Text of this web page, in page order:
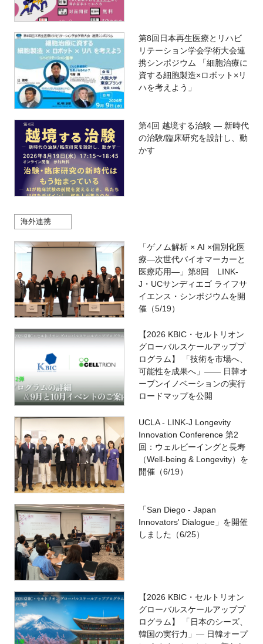
第8回日本再生医療とリハビ
リテーション学会学術大会連
携シンポジウム 「細胞治療に
資する細胞製造×ロボット×リ
ハを考えよう」
第4回 越境する治験 — 新時代
の治験/臨床研究を設計し、動
かす
海外連携
「ゲノム解析 × AI ×個別化医
療―次世代バイオマーカーと
医療応用―」第8回 LINK-
J・UCサンディエゴ ライフサ
イエンス・シンポジウムを開
催（5/19）
【2026 KBIC・セルトリオン
グローバルスケールアッププ
ログラム】 「技術を市場へ、
可能性を成果へ」―― 日韓オ
ープンイノベーションの実行
ロードマップを公開
UCLA - LINK-J Longevity
Innovation Conference 第2
回：ウェルビーイングと長寿
（Well-being & Longevity）を
開催（6/19）
「San Diego - Japan
Innovators' Dialogue」を開催
しました（6/25）
【2026 KBIC・セルトリオン
グローバルスケールアッププ
ログラム】 「日本のシーズ、
韓国の実行力」― 日韓オープ